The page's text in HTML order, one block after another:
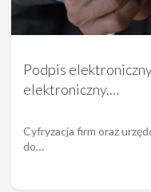
Podpis
elektroniczny.…
Cyfryzacja firm oraz
do…